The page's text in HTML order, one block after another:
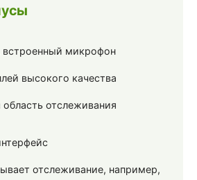
встроенный микрофон
высокого качества
область отслеживания
отслеживание, например,